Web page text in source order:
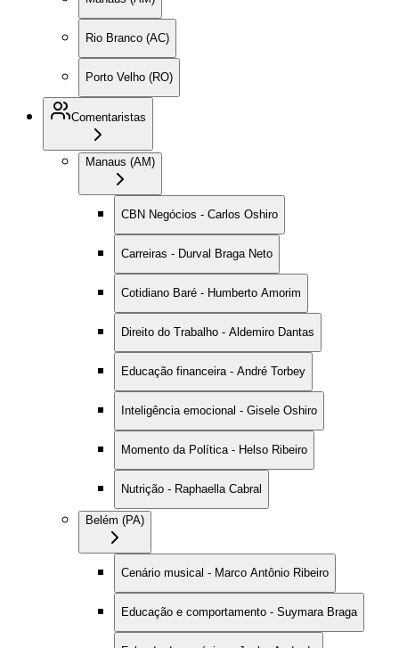
Rio Branco (AC)
Porto Velho (RO)
Comentaristas
Manaus (AM)
CBN Negócios - Carlos Oshiro
Carreiras - Durval Braga Neto
Cotidiano Baré - Humberto Amorim
Direito do Trabalho - Aldemiro Dantas
Educação financeira - André Torbey
Inteligência emocional - Gisele Oshiro
Momento da Política - Helso Ribeiro
Nutrição - Raphaella Cabral
Belém (PA)
Cenário musical - Marco Antônio Ribeiro
Educação e comportamento - Suymara Braga